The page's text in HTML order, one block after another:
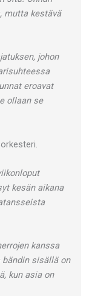
mutta kestävä
johon
eroavat
ollaan se
kesän aikana
kanssa
sisällä on
kun asia on